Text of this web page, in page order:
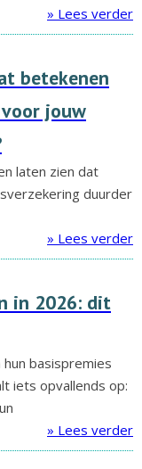
» Lees verder
betekenen
jouw
laten zien dat
duurder
» Lees verder
in 2026: dit
basispremies
iets opvallends op:
» Lees verder